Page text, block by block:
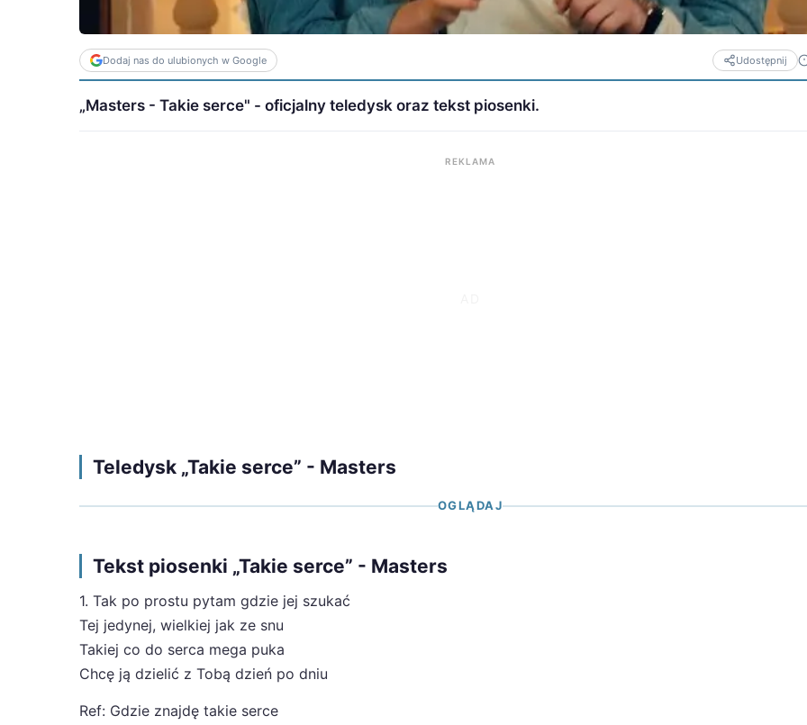
Dodaj nas do ulubionych w Google Udostępnij
„Masters - Takie serce" - oficjalny teledysk oraz tekst piosenki.
REKLAMA
Teledysk „Takie serce” - Masters
OGLĄDAJ
Tekst piosenki „Takie serce” - Masters
1. Tak po prostu pytam gdzie jej szukać
Tej jedynej, wielkiej jak ze snu
Takiej co do serca mega puka
Chcę ją dzielić z Tobą dzień po dniu
Ref: Gdzie znajdę takie serce